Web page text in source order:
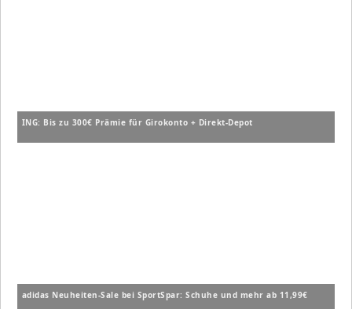
ING: Bis zu 300€ Prämie für Girokonto + Direkt-Depot
adidas Neuheiten-Sale bei SportSpar: Schuhe und mehr ab 11,99€